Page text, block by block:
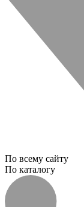
По всему сайту
По каталогу